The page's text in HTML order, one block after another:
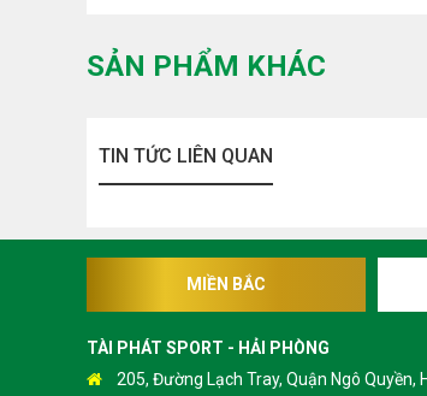
SẢN PHẨM KHÁC
TIN TỨC LIÊN QUAN
MIỀN BẮC
TÀI PHÁT SPORT - HẢI PHÒNG
205, Đường Lạch Tray, Quận Ngô Quyền,